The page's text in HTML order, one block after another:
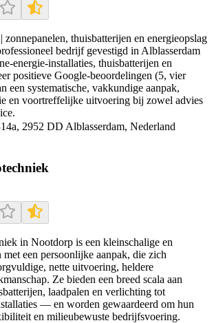
thuisbatterijen en energieopslag
bedrijf gevestigd in Alblasserdam
energie-installaties, thuisbatterijen en
positieve Google-beoordelingen (5, vier
een systematische, vakkundige aanpak,
en voortreffelijke uitvoering bij zowel advies
2952 DD Alblasserdam, Nederland
in Nootdorp is een kleinschalige en
een persoonlijke aanpak, die zich
nette uitvoering, heldere
Ze bieden een breed scala aan
laadpalen en verlichting tot
— en worden gewaardeerd om hun
en milieubewuste bedrijfsvoering.